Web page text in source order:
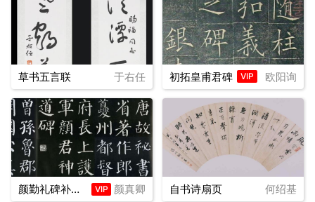
草书五言联 于右任 初拓皇甫君碑 VIP 欧阳询
颜勤礼碑补全版 VIP 颜真卿 自书诗扇页 何绍基